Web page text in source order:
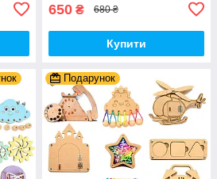
650 ₴ 680 ₴
Купити
Подарунок